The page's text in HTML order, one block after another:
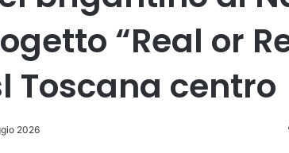
“Real or
Toscana centro
2026